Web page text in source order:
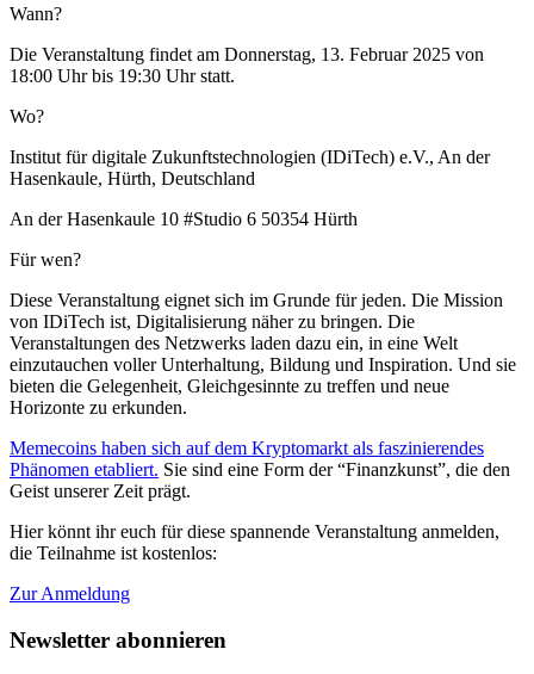
Wann?
Die Veranstaltung findet am Donnerstag, 13. Februar 2025 von
18:00 Uhr bis 19:30 Uhr statt.
Wo?
Institut für digitale Zukunftstechnologien (IDiTech) e.V., An der
Hasenkaule, Hürth, Deutschland
An der Hasenkaule 10 #Studio 6 50354 Hürth
Für wen?
Diese Veranstaltung eignet sich im Grunde für jeden. Die Mission
von IDiTech ist, Digitalisierung näher zu bringen. Die
Veranstaltungen des Netzwerks laden dazu ein, in eine Welt
einzutauchen voller Unterhaltung, Bildung und Inspiration. Und sie
bieten die Gelegenheit, Gleichgesinnte zu treffen und neue
Horizonte zu erkunden.
Memecoins haben sich auf dem Kryptomarkt als faszinierendes
Phänomen etabliert. Sie sind eine Form der “Finanzkunst”, die den
Geist unserer Zeit prägt.
Hier könnt ihr euch für diese spannende Veranstaltung anmelden,
die Teilnahme ist kostenlos:
Zur Anmeldung
Newsletter abonnieren